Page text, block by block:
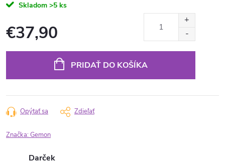
Skladom >5 ks
€37,90
PRIDAŤ DO KOŠÍKA
Opýtať sa Zdieľať
Značka:Gemon
Darček